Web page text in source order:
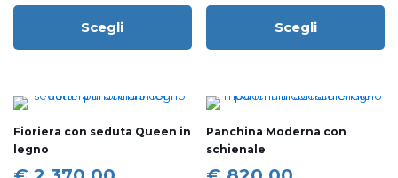
a
€ 780,00Scegli
prodotto
varianti.
opzioni
possono
essere
a
€ 888,00Scegli
prodotto
varianti.
opzioni
possono
essere
Fioriera con seduta Queen in
legno
Panchina Moderna con
schienale